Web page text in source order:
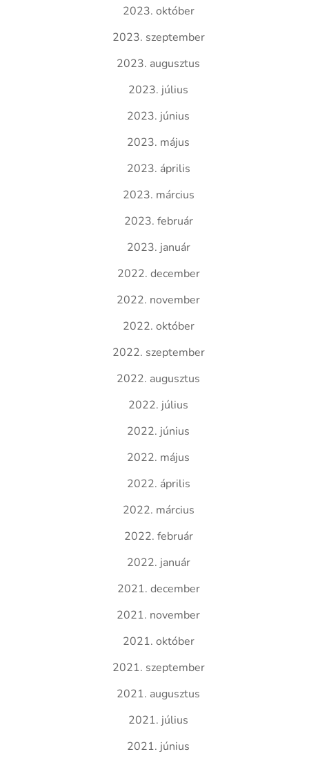
2023. október
2023. szeptember
2023. augusztus
2023. július
2023. június
2023. május
2023. április
2023. március
2023. február
2023. január
2022. december
2022. november
2022. október
2022. szeptember
2022. augusztus
2022. július
2022. június
2022. május
2022. április
2022. március
2022. február
2022. január
2021. december
2021. november
2021. október
2021. szeptember
2021. augusztus
2021. július
2021. június